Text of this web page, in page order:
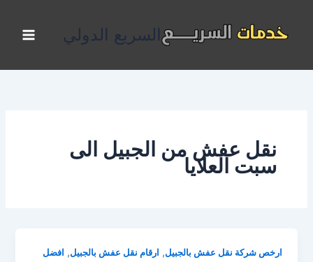
المحتوى
السريع الدولي
نقل عفش من الجبيل الى
سبت العلايا
ارخص شركة نقل عفش بالجبيل, ارقام نقل عفش بالجبيل, افضل